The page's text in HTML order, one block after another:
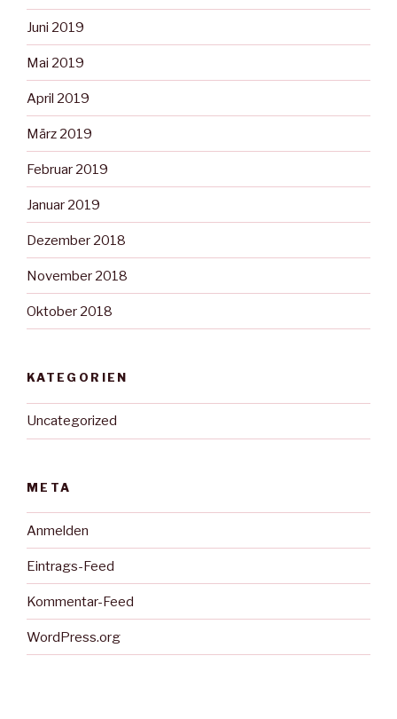
Juni 2019
Mai 2019
April 2019
März 2019
Februar 2019
Januar 2019
Dezember 2018
November 2018
Oktober 2018
KATEGORIEN
Uncategorized
META
Anmelden
Eintrags-Feed
Kommentar-Feed
WordPress.org